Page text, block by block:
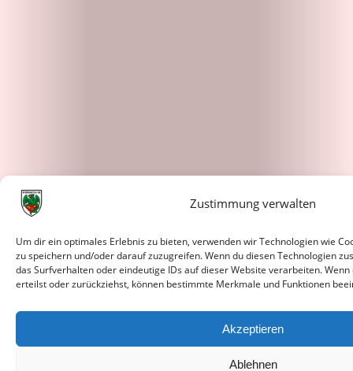
Zustimmung verwalten
Um dir ein optimales Erlebnis zu bieten, verwenden wir Technologien wie
zu speichern und/oder darauf zuzugreifen. Wenn du diesen Technologien
das Surfverhalten oder eindeutige IDs auf dieser Website verarbeiten.
erteilst oder zurückziehst, können bestimmte Merkmale und Funktionen
Akzeptieren
Ablehnen